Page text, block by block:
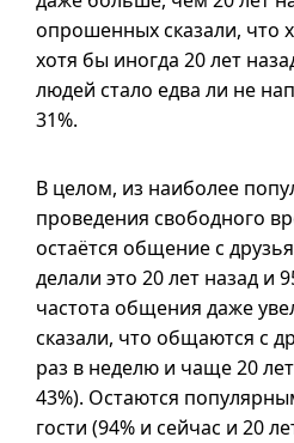
опрошенных сказали, что
хотя бы иногда 20 лет
людей стало едва ли не
31%.
В целом, из наиболее
проведения свободного
остаётся общение с
делали это 20 лет назад и
частота общения даже
сказали, что общаются с
раз в неделю и чаще 20
43%). Остаются
гости (94% и сейчас и 20